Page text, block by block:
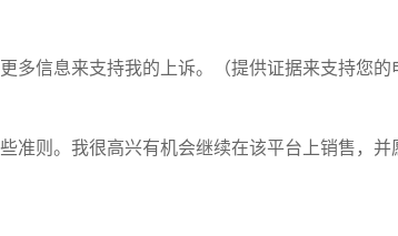
多信息来支持我的上诉。（提供证据来支持您的
准则。我很高兴有机会继续在该平台上销售，并